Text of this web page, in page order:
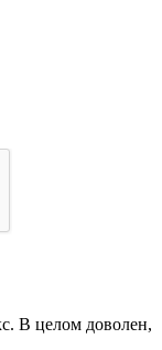
В целом доволен,